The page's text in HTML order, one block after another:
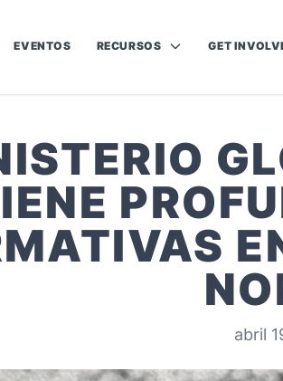
EVENTOS RECURSOS GET
abril